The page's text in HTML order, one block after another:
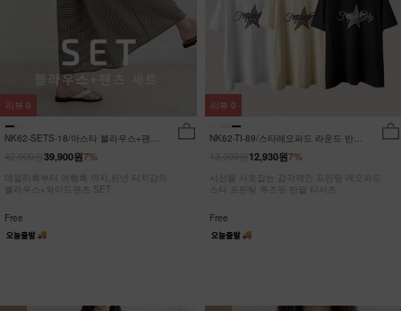
NK62-SETS-18/아스타 블라우스+팬츠
7%
39,900원
데일리룩부터 여행룩 까지,린넨 터치감의
블라우스+와이드팬츠 SET
Free
리뷰 0
NK62-TI-89/스타레오파드 라운드 반팔
7%
12,930원
시선을 사로잡는 감각적인 프린팅 레오파드
스타 프린팅 루즈핏 반팔 티셔츠
Free
리뷰 0